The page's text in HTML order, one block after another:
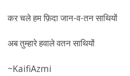
कर चले हम फ़िदा जान-व-तन साथियों
अब तुम्हारे हवाले वतन साथियों
~KaifiAzmi